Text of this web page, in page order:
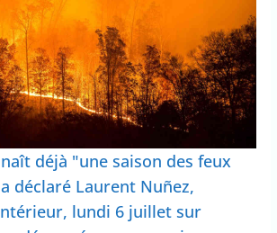
déjà "une saison des feux
déclaré Laurent Nuñez,
lundi 6 juillet sur